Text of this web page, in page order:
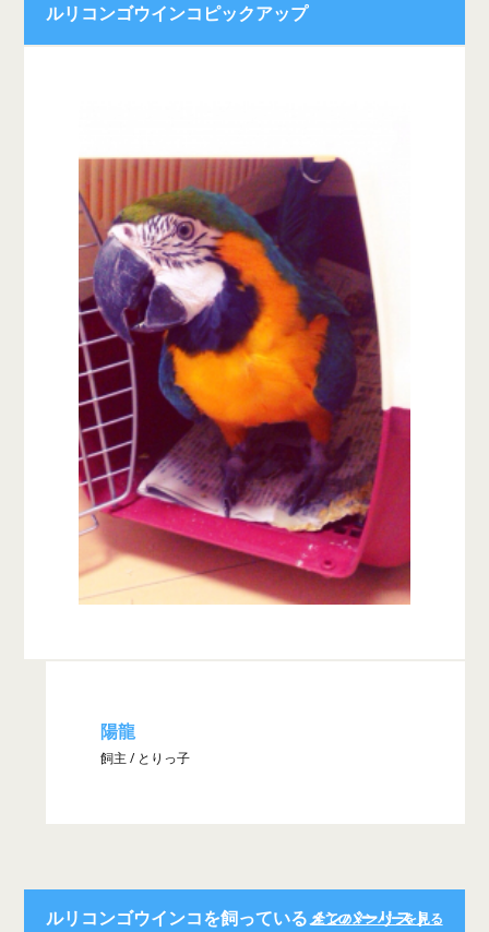
ルリコンゴウインコピックアップ
陽龍
飼主 / とりっ子
ルリコンゴウインコを飼っているメンバーリスト
全てのメンバーを見る